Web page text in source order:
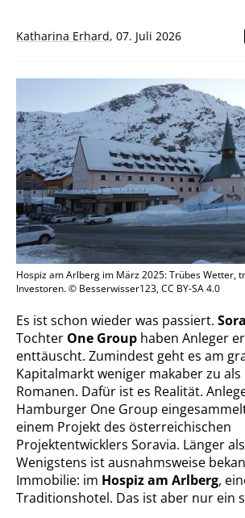
Katharina Erhard, 07. Juli 2026
Hospiz am Arlberg im März 2025: Trübes Wetter,
Investoren. © Besserwisser123, CC BY-SA 4.0
Es ist schon wieder was passiert.
Tochter One Group haben Anleger
enttäuscht. Zumindest geht es am
Kapitalmarkt weniger makaber zu
Romanen. Dafür ist es Realität.
Hamburger One Group
einem Projekt des österreichischen
Projektentwicklers Soravia. Länger
Wenigstens ist ausnahmsweise
Immobilie: im Hospiz am Arlberg,
Traditionshotel. Das ist aber nur ein